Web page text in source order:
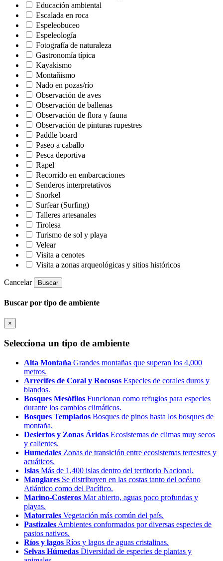
Educación ambiental
Escalada en roca
Espeleobuceo
Espeleología
Fotografía de naturaleza
Gastronomía típica
Kayakismo
Montañismo
Nado en pozas/río
Observación de aves
Observación de ballenas
Observación de flora y fauna
Observación de pinturas rupestres
Paddle board
Paseo a caballo
Pesca deportiva
Rapel
Recorrido en embarcaciones
Senderos interpretativos
Snorkel
Surfear (Surfing)
Talleres artesanales
Tirolesa
Turismo de sol y playa
Velear
Visita a cenotes
Visita a zonas arqueológicas y sitios históricos
Cancelar Buscar
Buscar por tipo de ambiente
×
Selecciona un tipo de ambiente
Alta Montaña Grandes montañas que superan los 4,000
metros.
Arrecifes de Coral y Rocosos Especies de corales duros y
blandos.
Bosques Mesófilos Funcionan como refugios para especies
durante los cambios climáticos.
Bosques Templados Bosques de pinos hasta los bosques de
montaña.
Desiertos y Zonas Áridas Ecosistemas de climas muy secos
y calientes.
Humedales Zonas de transición entre ecosistemas terrestres y
acuáticos.
Islas Más de 1,400 islas dentro del territorio Nacional.
Manglares Se distribuyen en las costas tanto del océano
Atlántico como del Pacífico.
Marino-Costeros Mar abierto, aguas poco profundas y
playas.
Matorrales Vegetación más común del país.
Pastizales Ambientes conformados por diversas especies de
pastos nativos.
Ríos y lagos Ríos y lagos de aguas cristalinas.
Selvas Húmedas Diversidad de especies de plantas y